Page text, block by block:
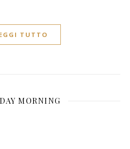
TUTTO
MORNING